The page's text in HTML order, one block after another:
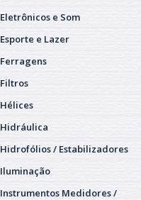
Eletrônicos e Som
Esporte e Lazer
Ferragens
Filtros
Hélices
Hidráulica
Hidrofólios / Estabilizadores
Iluminação
Instrumentos Medidores /